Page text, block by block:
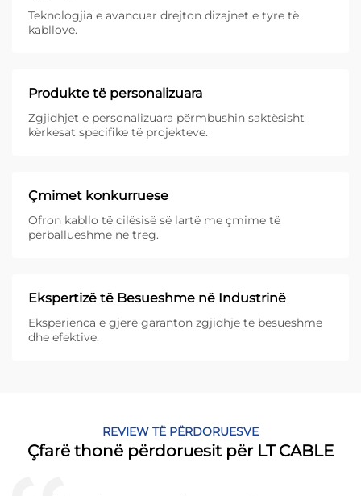
Teknologjia e avancuar drejton dizajnet e tyre të
kabllove.
Produkte të personalizuara
Zgjidhjet e personalizuara përmbushin saktësisht
kërkesat specifike të projekteve.
Çmimet konkurruese
Ofron kabllo të cilësisë së lartë me çmime të
përballueshme në treg.
Ekspertizë të Besueshme në Industrinë
Eksperienca e gjerë garanton zgjidhje të besueshme
dhe efektive.
REVIEW TË PËRDORUESVE
Çfarë thonë përdoruesit për LT CABLE